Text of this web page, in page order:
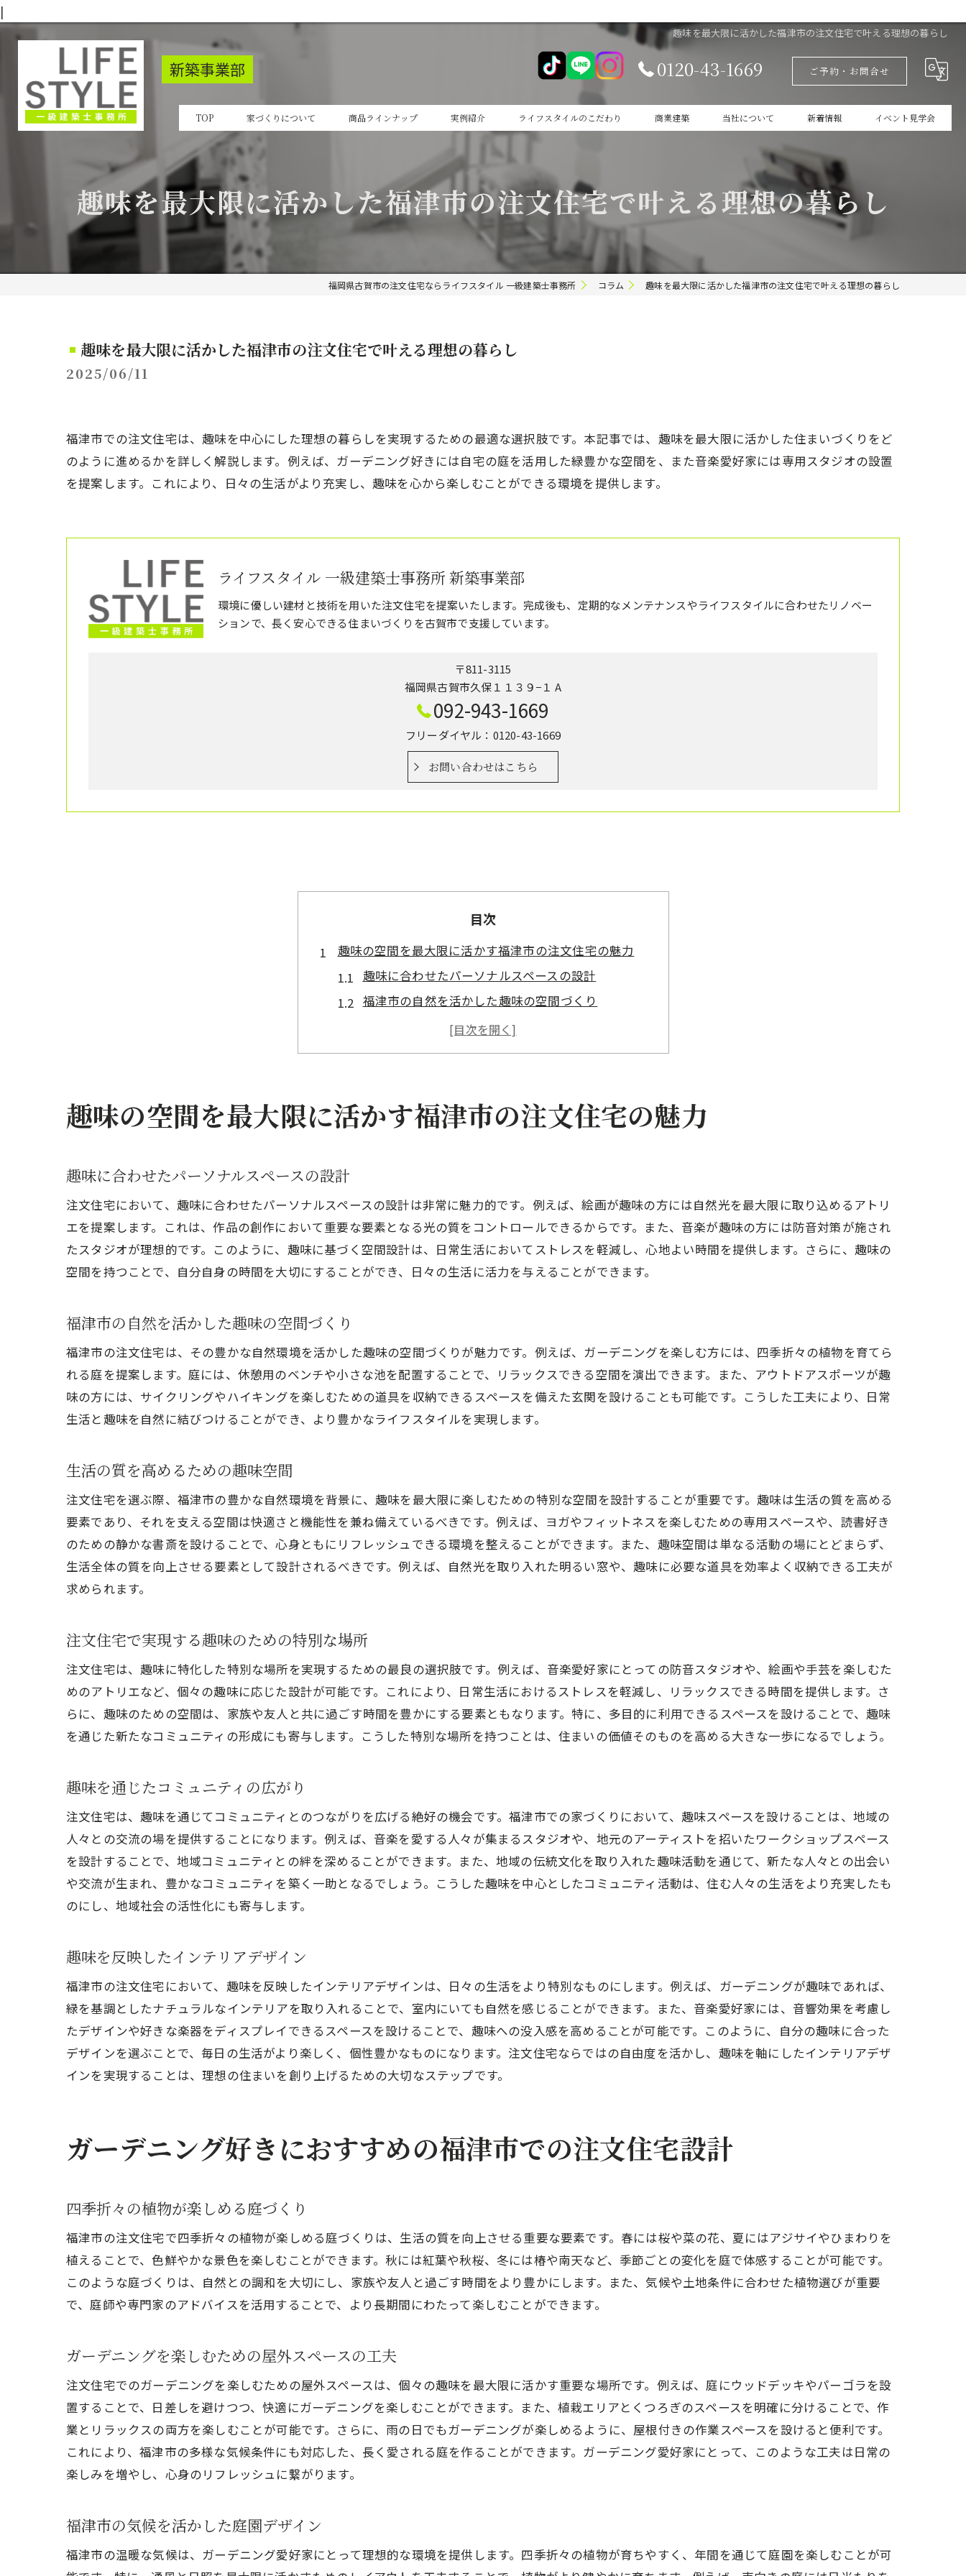
|
趣味を最大限に活かした福津市の注文住宅で叶える理想の暮らし
新築事業部 0120-43-1669 ご予約・お問合せ
TOP 家づくりについて 商品ラインナップ
cocoiro+
実例紹介 ライフスタイルのこだわり 商業建築 当社について
新築
新着情報
家づくりの本掲載
イベント見学会
趣味を最大限に活かした福津市の注文住宅で叶える理想の暮らし
福岡県古賀市の注文住宅ならライフスタイル 一級建築士事務所 コラム 趣味を最大限に活かした福津市の注文住宅で叶える理想の暮らし
趣味を最大限に活かした福津市の注文住宅で叶える理想の暮らし
2025/06/11
福津市での注文住宅は、趣味を中心にした理想の暮らしを実現するための最適な選択肢です。本記事では、趣味を最大限に活かした住まいづくりをど
のように進めるかを詳しく解説します。例えば、ガーデニング好きには自宅の庭を活用した緑豊かな空間を、また音楽愛好家には専用スタジオの設置
を提案します。これにより、日々の生活がより充実し、趣味を心から楽しむことができる環境を提供します。
ライフスタイル 一級建築士事務所 新築事業部
環境に優しい建材と技術を用いた注文住宅を提案いたします。完成後も、定期的なメンテナンスやライフスタイルに合わせたリノベー
ションで、長く安心できる住まいづくりを古賀市で支援しています。
〒811-3115
福岡県古賀市久保１１３９−１ A
092-943-1669
フリーダイヤル：0120-43-1669
お問い合わせはこちら
目次
趣味の空間を最大限に活かす福津市の注文住宅の魅力
趣味に合わせたパーソナルスペースの設計
福津市の自然を活かした趣味の空間づくり
生活の質を高めるための趣味空間
注文住宅で実現する趣味のための特別な場所
趣味を反映したインテリアデザイン
ガーデニング好きにおすすめの福津市での注文住宅設計
福津市の気候を活かした庭園デザイン
庭とリビングをつなぐオープンスペース
プライベートガーデンでのリラクゼーション
ガーデニングを共有するコミュニティの形成
自宅でのライブ演奏を可能にする空間
創造性を引き出す音楽スタジオのデザイン
音響効果を高めるための工夫
音楽仲間と交流できるスペースの提案
趣味を支えるための具体的な住宅設計事例
実際の住まいから学ぶ趣味空間の工夫
福津市の自然を活かした事例の紹介
趣味が生活の一部となる家づくり
趣味を活かすための空間計画
福津市の自然環境を活用する方法
日常生活と趣味を融合させる設計
注文住宅で作る福津市の趣味に特化した空間の工夫
趣味に最適な動線と空間配置
ライフスタイルに合わせたカスタマイズ設計
趣味が育む創造的な住まいのあり方
福津市の自然と調和した趣味のための注文住宅の魅力
自然素材を活かした快適な住空間
福津市の風景を取り入れた眺望のある家
エコフレンドリーな趣味空間の提案
四季を感じる趣味空間の魅力
環境に配慮した持続可能な趣味の住まい
趣味を通じた家族と地域のつながり
趣味がもたらす生活の質の向上
充実した趣味生活を支える住宅設備
福津市での趣味活動がもたらす幸福感
趣味の空間を最大限に活かす福津市の注文住宅の魅力
趣味に合わせたパーソナルスペースの設計
注文住宅において、趣味に合わせたパーソナルスペースの設計は非常に魅力的です。例えば、絵画が趣味の方には自然光を最大限に取り込めるアトリ
エを提案します。これは、作品の創作において重要な要素となる光の質をコントロールできるからです。また、音楽が趣味の方には防音対策が施され
たスタジオが理想的です。このように、趣味に基づく空間設計は、日常生活においてストレスを軽減し、心地よい時間を提供します。さらに、趣味の
空間を持つことで、自分自身の時間を大切にすることができ、日々の生活に活力を与えることができます。
福津市の自然を活かした趣味の空間づくり
福津市の注文住宅は、その豊かな自然環境を活かした趣味の空間づくりが魅力です。例えば、ガーデニングを楽しむ方には、四季折々の植物を育てら
れる庭を提案します。庭には、休憩用のベンチや小さな池を配置することで、リラックスできる空間を演出できます。また、アウトドアスポーツが趣
味の方には、サイクリングやハイキングを楽しむための道具を収納できるスペースを備えた玄関を設けることも可能です。こうした工夫により、日常
生活と趣味を自然に結びつけることができ、より豊かなライフスタイルを実現します。
生活の質を高めるための趣味空間
注文住宅を選ぶ際、福津市の豊かな自然環境を背景に、趣味を最大限に楽しむための特別な空間を設計することが重要です。趣味は生活の質を高める
要素であり、それを支える空間は快適さと機能性を兼ね備えているべきです。例えば、ヨガやフィットネスを楽しむための専用スペースや、読書好き
のための静かな書斎を設けることで、心身ともにリフレッシュできる環境を整えることができます。また、趣味空間は単なる活動の場にとどまらず、
生活全体の質を向上させる要素として設計されるべきです。例えば、自然光を取り入れた明るい窓や、趣味に必要な道具を効率よく収納できる工夫が
求められます。
注文住宅で実現する趣味のための特別な場所
注文住宅は、趣味に特化した特別な場所を実現するための最良の選択肢です。例えば、音楽愛好家にとっての防音スタジオや、絵画や手芸を楽しむた
めのアトリエなど、個々の趣味に応じた設計が可能です。これにより、日常生活におけるストレスを軽減し、リラックスできる時間を提供します。さ
らに、趣味のための空間は、家族や友人と共に過ごす時間を豊かにする要素ともなります。特に、多目的に利用できるスペースを設けることで、趣味
を通じた新たなコミュニティの形成にも寄与します。こうした特別な場所を持つことは、住まいの価値そのものを高める大きな一歩になるでしょう。
趣味を通じたコミュニティの広がり
注文住宅は、趣味を通じてコミュニティとのつながりを広げる絶好の機会です。福津市での家づくりにおいて、趣味スペースを設けることは、地域の
人々との交流の場を提供することになります。例えば、音楽を愛する人々が集まるスタジオや、地元のアーティストを招いたワークショップスペース
を設計することで、地域コミュニティとの絆を深めることができます。また、地域の伝統文化を取り入れた趣味活動を通じて、新たな人々との出会い
や交流が生まれ、豊かなコミュニティを築く一助となるでしょう。こうした趣味を中心としたコミュニティ活動は、住む人々の生活をより充実したも
のにし、地域社会の活性化にも寄与します。
趣味を反映したインテリアデザイン
福津市の注文住宅において、趣味を反映したインテリアデザインは、日々の生活をより特別なものにします。例えば、ガーデニングが趣味であれば、
緑を基調としたナチュラルなインテリアを取り入れることで、室内にいても自然を感じることができます。また、音楽愛好家には、音響効果を考慮し
たデザインや好きな楽器をディスプレイできるスペースを設けることで、趣味への没入感を高めることが可能です。このように、自分の趣味に合った
デザインを選ぶことで、毎日の生活がより楽しく、個性豊かなものになります。注文住宅ならではの自由度を活かし、趣味を軸にしたインテリアデザ
インを実現することは、理想の住まいを創り上げるための大切なステップです。
ガーデニング好きにおすすめの福津市での注文住宅設計
四季折々の植物が楽しめる庭づくり
福津市の注文住宅で四季折々の植物が楽しめる庭づくりは、生活の質を向上させる重要な要素です。春には桜や菜の花、夏にはアジサイやひまわりを
植えることで、色鮮やかな景色を楽しむことができます。秋には紅葉や秋桜、冬には椿や南天など、季節ごとの変化を庭で体感することが可能です。
このような庭づくりは、自然との調和を大切にし、家族や友人と過ごす時間をより豊かにします。また、気候や土地条件に合わせた植物選びが重要
で、庭師や専門家のアドバイスを活用することで、より長期間にわたって楽しむことができます。
ガーデニングを楽しむための屋外スペースの工夫
注文住宅でのガーデニングを楽しむための屋外スペースは、個々の趣味を最大限に活かす重要な場所です。例えば、庭にウッドデッキやパーゴラを設
置することで、日差しを避けつつ、快適にガーデニングを楽しむことができます。また、植栽エリアとくつろぎのスペースを明確に分けることで、作
業とリラックスの両方を楽しむことが可能です。さらに、雨の日でもガーデニングが楽しめるように、屋根付きの作業スペースを設けると便利です。
これにより、福津市の多様な気候条件にも対応した、長く愛される庭を作ることができます。ガーデニング愛好家にとって、このような工夫は日常の
楽しみを増やし、心身のリフレッシュに繋がります。
福津市の気候を活かした庭園デザイン
福津市の温暖な気候は、ガーデニング愛好家にとって理想的な環境を提供します。四季折々の植物が育ちやすく、年間を通じて庭園を楽しむことが可